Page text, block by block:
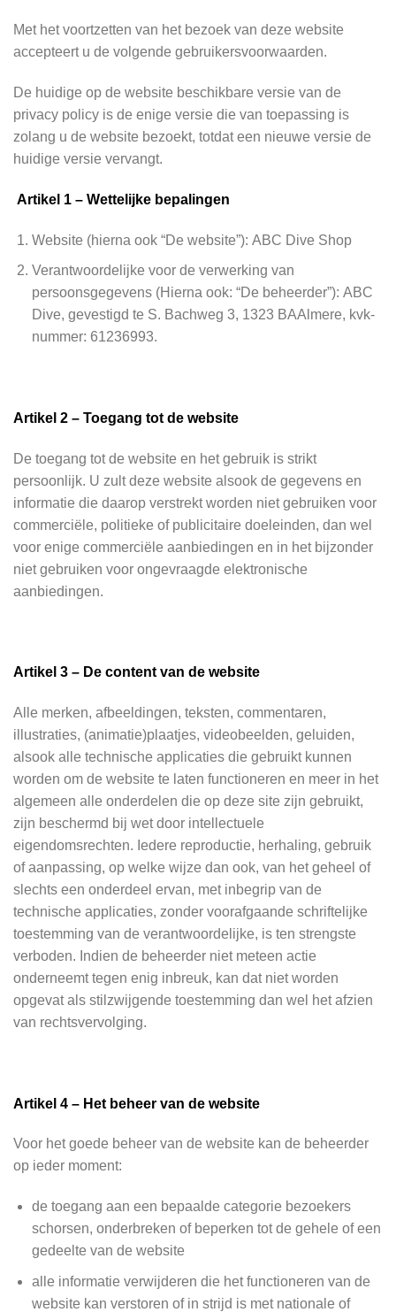
Met het voortzetten van het bezoek van deze website
accepteert u de volgende gebruikersvoorwaarden.
De huidige op de website beschikbare versie van de
privacy policy is de enige versie die van toepassing is
zolang u de website bezoekt, totdat een nieuwe versie de
huidige versie vervangt.
Artikel 1 – Wettelijke bepalingen
Website (hierna ook “De website”): ABC Dive Shop
Verantwoordelijke voor de verwerking van
persoonsgegevens (Hierna ook: “De beheerder”): ABC
Dive, gevestigd te S. Bachweg 3, 1323 BAAlmere, kvk-
nummer: 61236993.
Artikel 2 – Toegang tot de website
De toegang tot de website en het gebruik is strikt
persoonlijk. U zult deze website alsook de gegevens en
informatie die daarop verstrekt worden niet gebruiken voor
commerciële, politieke of publicitaire doeleinden, dan wel
voor enige commerciële aanbiedingen en in het bijzonder
niet gebruiken voor ongevraagde elektronische
aanbiedingen.
Artikel 3 – De content van de website
Alle merken, afbeeldingen, teksten, commentaren,
illustraties, (animatie)plaatjes, videobeelden, geluiden,
alsook alle technische applicaties die gebruikt kunnen
worden om de website te laten functioneren en meer in het
algemeen alle onderdelen die op deze site zijn gebruikt,
zijn beschermd bij wet door intellectuele
eigendomsrechten. Iedere reproductie, herhaling, gebruik
of aanpassing, op welke wijze dan ook, van het geheel of
slechts een onderdeel ervan, met inbegrip van de
technische applicaties, zonder voorafgaande schriftelijke
toestemming van de verantwoordelijke, is ten strengste
verboden. Indien de beheerder niet meteen actie
onderneemt tegen enig inbreuk, kan dat niet worden
opgevat als stilzwijgende toestemming dan wel het afzien
van rechtsvervolging.
Artikel 4 – Het beheer van de website
Voor het goede beheer van de website kan de beheerder
op ieder moment:
de toegang aan een bepaalde categorie bezoekers
schorsen, onderbreken of beperken tot de gehele of een
gedeelte van de website
alle informatie verwijderen die het functioneren van de
website kan verstoren of in strijd is met nationale of